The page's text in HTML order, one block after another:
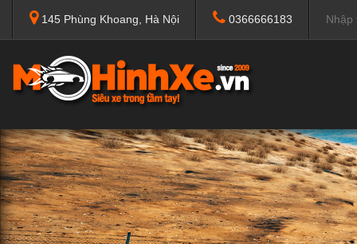
145 Phùng Khoang, Hà Nội 0366666183